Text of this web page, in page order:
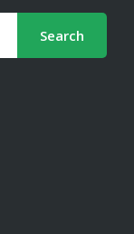
Search